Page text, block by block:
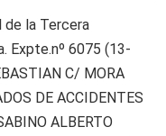
de la Tercera
Expte.nº 6075 (13-
C/ MORA
DE ACCIDENTES
ALBERTO